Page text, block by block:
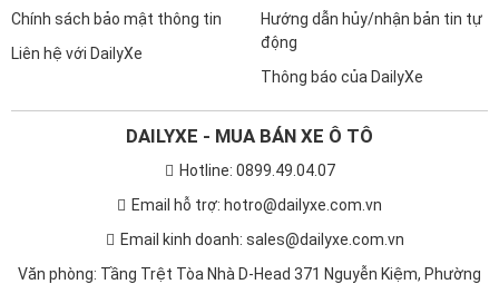
Chính sách bảo mật thông tin
Liên hệ với DailyXe
Hướng dẫn hủy/nhận bản tin tự
động
Thông báo của DailyXe
DAILYXE - MUA BÁN XE Ô TÔ
Hotline: 0899.49.04.07
Email hỗ trợ: hotro@dailyxe.com.vn
Email kinh doanh: sales@dailyxe.com.vn
Văn phòng: Tầng Trệt Tòa Nhà D-Head 371 Nguyễn Kiệm, Phường